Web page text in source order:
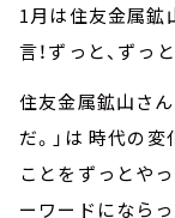
1月は住友金属鉱
言！ずっと、ずっ
住友金属鉱山さ
だ。」は 時代の
ことをずっとや
ーワードにならっ